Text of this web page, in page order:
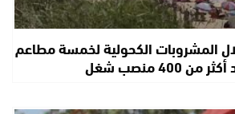
الكحولية لخمسة مطاعم
منصب شغل